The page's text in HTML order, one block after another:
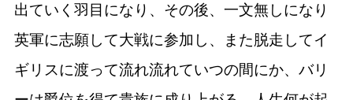
出ていく羽目になり、その後、一文無しになり
英軍に志願して大戦に参加し、また脱走してイ
ギリスに渡って流れ流れていつの間にか、バリ